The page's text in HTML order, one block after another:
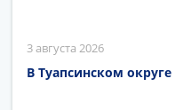
3 августа 2026
В Туапсинском